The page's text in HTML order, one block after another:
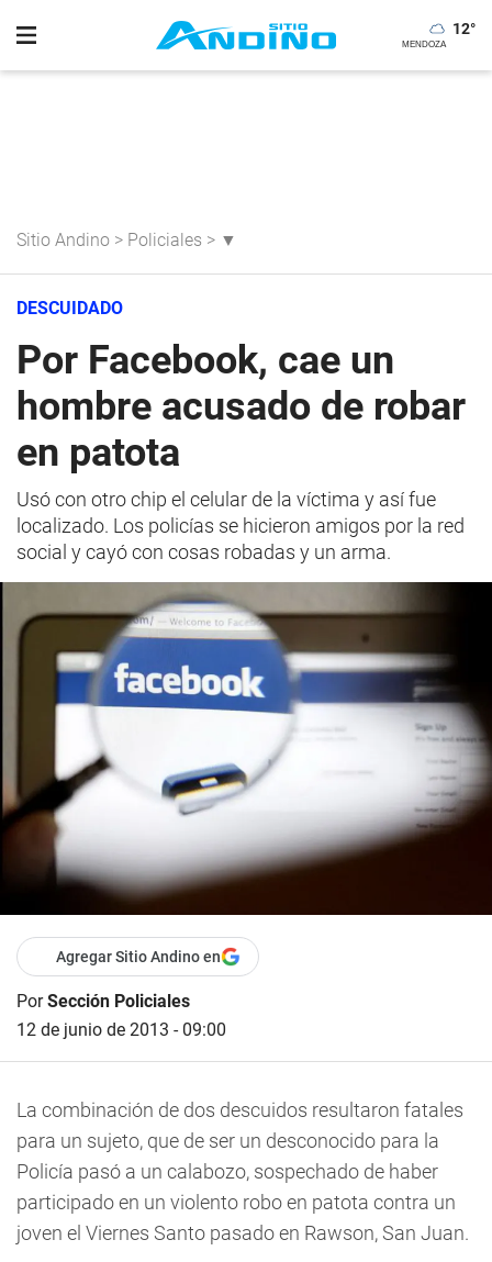
12°
Sitio Andino > Policiales > ▼
DESCUIDADO
Por Facebook, cae un
hombre acusado de robar
en patota
Usó con otro chip el celular de la víctima y así fue
localizado. Los policías se hicieron amigos por la red
social y cayó con cosas robadas y un arma.
Agregar Sitio Andino en
PorSección Policiales
12 de junio de 2013 - 09:00
La combinación de dos descuidos resultaron fatales
para un sujeto, que de ser un desconocido para la
Policía pasó a un calabozo, sospechado de haber
participado en un violento robo en patota contra un
joven el Viernes Santo pasado en Rawson, San Juan.